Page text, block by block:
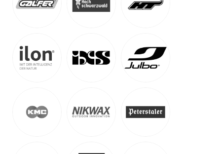
Transalp Zillertal-Gardasee
Stumm, Österreich - Auf Karte anzeigen
Alpenüberquerung, Transalp & Alpencross